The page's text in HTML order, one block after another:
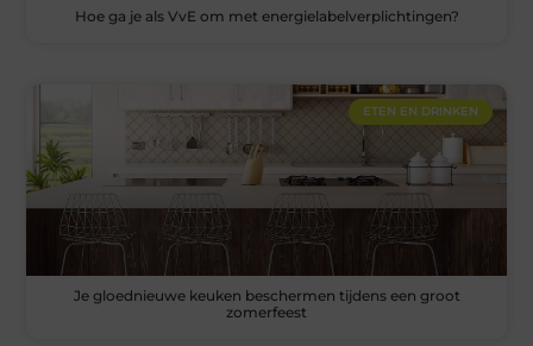
Hoe ga je als VvE om met energielabelverplichtingen?
ETEN EN DRINKEN
Je gloednieuwe keuken beschermen tijdens een groot
zomerfeest